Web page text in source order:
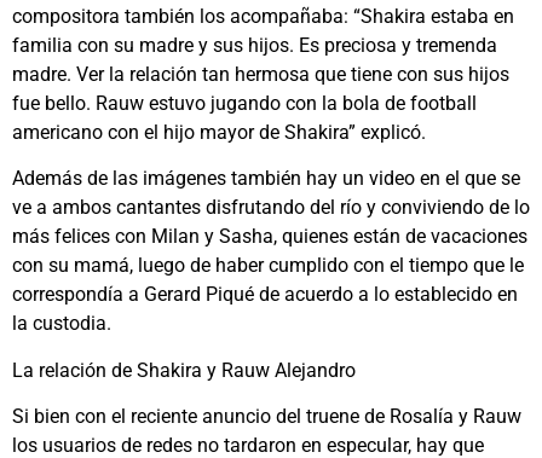
compositora también los acompañaba: “Shakira estaba en
familia con su madre y sus hijos. Es preciosa y tremenda
madre. Ver la relación tan hermosa que tiene con sus hijos
fue bello. Rauw estuvo jugando con la bola de football
americano con el hijo mayor de Shakira” explicó.
Además de las imágenes también hay un video en el que se
ve a ambos cantantes disfrutando del río y conviviendo de lo
más felices con Milan y Sasha, quienes están de vacaciones
con su mamá, luego de haber cumplido con el tiempo que le
correspondía a Gerard Piqué de acuerdo a lo establecido en
la custodia.
La relación de Shakira y Rauw Alejandro
Si bien con el reciente anuncio del truene de Rosalía y Rauw
los usuarios de redes no tardaron en especular, hay que